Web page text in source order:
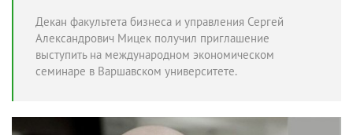
Декан факультета бизнеса и управления Сергей
Александрович Мицек получил приглашение
выступить на международном экономическом
семинаре в Варшавском университете.